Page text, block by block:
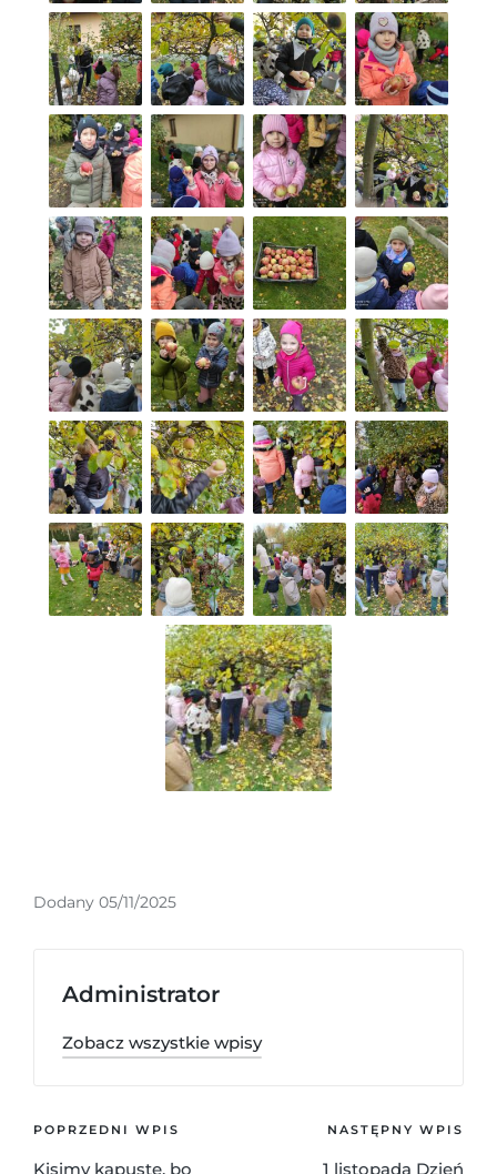
Dodany 05/11/2025
Administrator
Zobacz wszystkie wpisy
POPRZEDNI WPIS
Kisimy kapustę, bo
NASTĘPNY WPIS
1 listopada Dzień